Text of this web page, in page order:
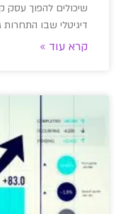
שיכולים להפוך עסק
דיגיטלי שבו
קרא עוד »